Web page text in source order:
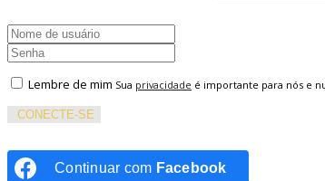
Lembre de mim Sua privacidade é importante para nós e
CONECTE-SE
Continuar com Facebook